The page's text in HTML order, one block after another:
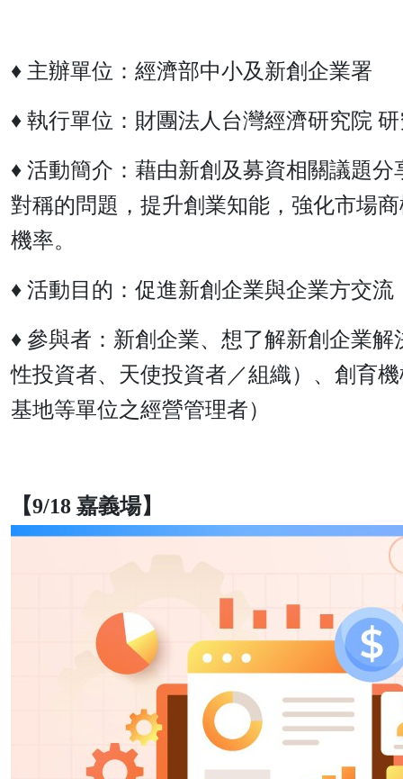
♦ 主辦單位：經濟部中小及新創企業署
♦ 執行單位：財團法人台灣經濟研究院
♦ 活動簡介：藉由新創及募資相關議題
對稱的問題，提升創業知能，強化市場
機率。
♦ 活動目的：促進新創企業與企業方交
♦ 參與者：新創企業、想了解新創企業
性投資者、天使投資者／組織）、創育
基地等單位之經營管理者）
【9/18 嘉義場】